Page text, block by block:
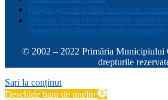
Organigramă și listă funcții de
Situația drepturilor salariale stabilite
drepturi prevăzute de acte normative
© 2002 – 2022 Primăria Municipiului
drepturile
Sari la conținut
Deschide bara de unelte